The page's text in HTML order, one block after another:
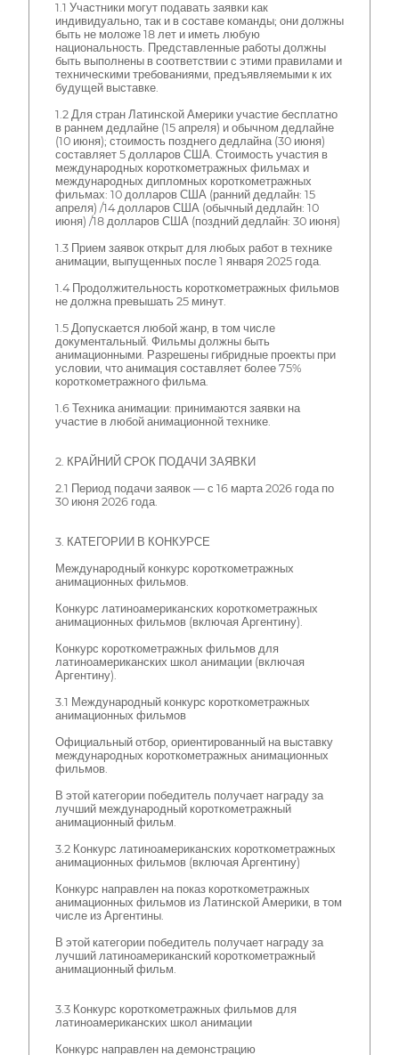
1.1 Участники могут подавать заявки как
индивидуально, так и в составе команды; они должны
быть не моложе 18 лет и иметь любую
национальность. Представленные работы должны
быть выполнены в соответствии с этими правилами и
техническими требованиями, предъявляемыми к их
будущей выставке.
1.2 Для стран Латинской Америки участие бесплатно
в раннем дедлайне (15 апреля) и обычном дедлайне
(10 июня); стоимость позднего дедлайна (30 июня)
составляет 5 долларов США. Стоимость участия в
международных короткометражных фильмах и
международных дипломных короткометражных
фильмах: 10 долларов США (ранний дедлайн: 15
апреля) /14 долларов США (обычный дедлайн: 10
июня) /18 долларов США (поздний дедлайн: 30 июня)
1.3 Прием заявок открыт для любых работ в технике
анимации, выпущенных после 1 января 2025 года.
1.4 Продолжительность короткометражных фильмов
не должна превышать 25 минут.
1.5 Допускается любой жанр, в том числе
документальный. Фильмы должны быть
анимационными. Разрешены гибридные проекты при
условии, что анимация составляет более 75%
короткометражного фильма.
1.6 Техника анимации: принимаются заявки на
участие в любой анимационной технике.
2. КРАЙНИЙ СРОК ПОДАЧИ ЗАЯВКИ
2.1 Период подачи заявок — с 16 марта 2026 года по
30 июня 2026 года.
3. КАТЕГОРИИ В КОНКУРСЕ
Международный конкурс короткометражных
анимационных фильмов.
Конкурс латиноамериканских короткометражных
анимационных фильмов (включая Аргентину).
Конкурс короткометражных фильмов для
латиноамериканских школ анимации (включая
Аргентину).
3.1 Международный конкурс короткометражных
анимационных фильмов
Официальный отбор, ориентированный на выставку
международных короткометражных анимационных
фильмов.
В этой категории победитель получает награду за
лучший международный короткометражный
анимационный фильм.
3.2 Конкурс латиноамериканских короткометражных
анимационных фильмов (включая Аргентину)
Конкурс направлен на показ короткометражных
анимационных фильмов из Латинской Америки, в том
числе из Аргентины.
В этой категории победитель получает награду за
лучший латиноамериканский короткометражный
анимационный фильм.
3.3 Конкурс короткометражных фильмов для
латиноамериканских школ анимации
Конкурс направлен на демонстрацию